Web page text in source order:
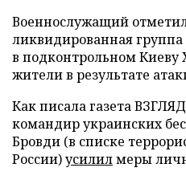
Военнослужащий
ликвидированная
в подконтрольном
жители в результате
Как писала газета
командир украинских
Бровди (в списке
России)усилилмеры